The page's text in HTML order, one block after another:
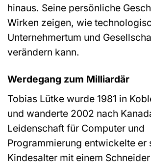
hinaus. Seine persönliche
Wirken zeigen, wie
Unternehmertum und
verändern kann.
Werdegang zum Milliardär
Tobias Lütke wurde 1981 in
und wanderte 2002 nach
Leidenschaft für Computer und
Programmierung entwickelte er
Kindesalter mit einem Schneider